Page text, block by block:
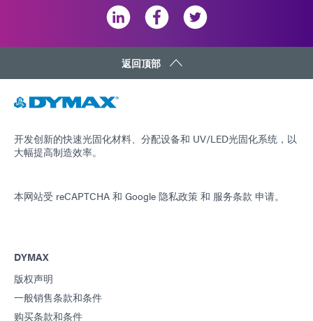
返回顶部
开发创新的快速光固化材料、分配设备和 UV/LED光固化系统，以
大幅提高制造效率。
本网站受 reCAPTCHA 和 Google 隐私政策 和 服务条款 申请。
DYMAX
版权声明
一般销售条款和条件
购买条款和条件